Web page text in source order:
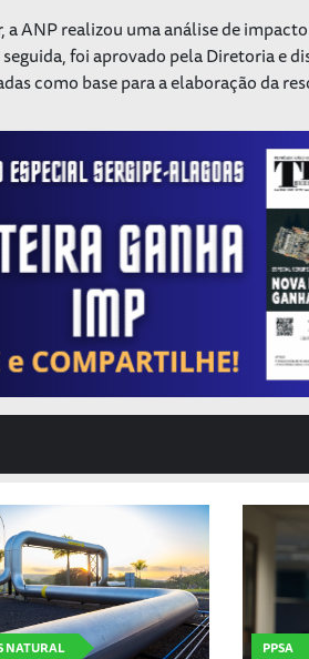
a ANP realizou uma análise de
foi aprovado pela Diretoria e
como base para a elaboração da
NATURAL PPSA